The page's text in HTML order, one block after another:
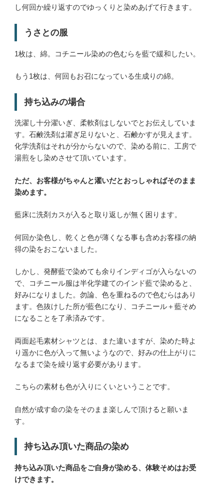
し何回か繰り返すのでゆっくりと染めあげて行きます。
うさとの服
1枚は、綿。コチニール染めの色むらを藍で緩和したい。
もう1枚は、何回もお召になっている生成りの綿。
持ち込みの場合
洗濯し十分濯いぎ、柔軟剤はしないでとお伝えしていま
す。石鹸洗剤は濯ぎ足りないと、石鹸かすが見えます。
化学洗剤はそれが分からないので、染める前に、工房で
湯煎をし染めさせて頂いています。
ただ、お客様がちゃんと濯いだとおっしゃればそのまま
染めます。
藍床に洗剤カスが入ると取り返しが無く困ります。
何回か染色し、乾くと色が薄くなる事も含めお客様の納
得の染をおこないました。
しかし、発酵藍で染めても余りインディゴが入らないの
で、コチニール服は半化学建てのインド藍で染めると、
好みになりました。勿論、色を重ねるので色むらはあり
ます。色抜けした所が藍色になり、コチニール＋藍そめ
になることを了承済みです。
両面起毛素材シャツとは、また違いますが、染めた時よ
り遥かに色が入って無いようなので、好みの仕上がりに
なるまで染を繰り返す必要があります。
こちらの素材も色が入りにくいということです。
自然が成す命の染をそのまま楽しんで頂けると願いま
す。
持ち込み頂いた商品の染め
持ち込み頂いた商品をご自身が染める、体験そめはお受
けできます。